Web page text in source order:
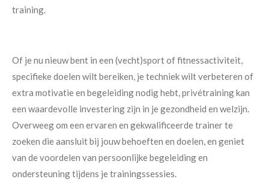
training.
Of je nu nieuw bent in een (vecht)sport of fitnessactiviteit,
specifieke doelen wilt bereiken, je techniek wilt verbeteren of
extra motivatie en begeleiding nodig hebt, privétraining kan
een waardevolle investering zijn in je gezondheid en welzijn.
Overweeg om een ervaren en gekwalificeerde trainer te
zoeken die aansluit bij jouw behoeften en doelen, en geniet
van de voordelen van persoonlijke begeleiding en
ondersteuning tijdens je trainingssessies.